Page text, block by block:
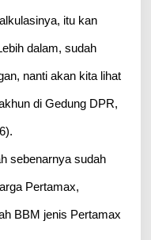
itu kan
dalam, sudah
nanti akan kita lihat
di Gedung DPR,
sebenarnya sudah
Pertamax,
BBM jenis Pertamax